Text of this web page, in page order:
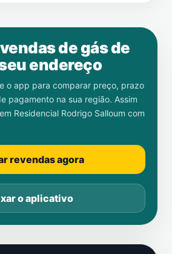
de gás de
endereço
o app para comparar preço, prazo
pagamento na sua região. Assim
em Residencial Rodrigo Salloum com
revendas agora
o aplicativo